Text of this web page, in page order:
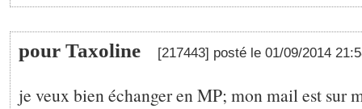
pour Taxoline [217443] posté le 01/09/2014
je veux bien échanger en MP; mon mail est sur